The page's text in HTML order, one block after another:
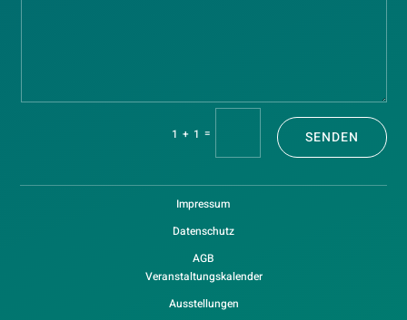
1 + 1 = SENDEN
Impressum
Datenschutz
AGB
Veranstaltungskalender
Ausstellungen